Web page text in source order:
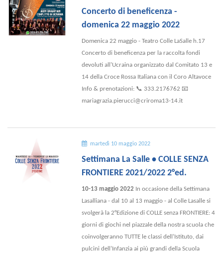
Concerto di beneficenza -
domenica 22 maggio 2022
Domenica 22 maggio - Teatro Colle LaSalle h.17
Concerto di beneficenza per la raccolta fondi
devoluti all'Ucraina organizzato dal Comitato 13 e
14 della Croce Rossa Italiana con il Coro Altavoce
Info & prenotazioni: 📞 333.2176762 📧
mariagrazia.pierucci@criroma13-14.it
martedì 10 maggio 2022
Settimana La Salle • COLLE SENZA
FRONTIERE 2021/2022 2°ed.
10-13 maggio 2022
In occasione della Settimana
Lasalliana - dal 10 al 13 maggio - al Colle Lasalle si
svolgerà la 2°Edizione di COLLE senza FRONTIERE: 4
giorni di giochi nel piazzale della nostra scuola che
coinvolgeranno TUTTE le classi dell’Istituto, dai
pulcini dell’Infanzia ai più grandi della Scuola